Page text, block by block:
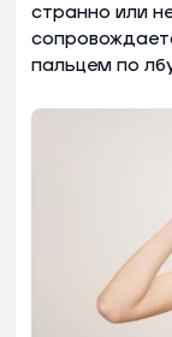
странно или
пальцем по